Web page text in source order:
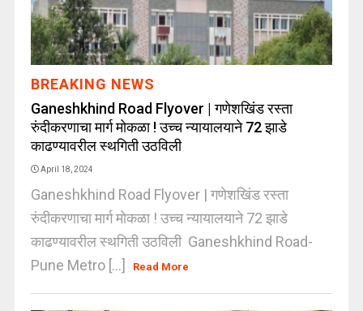
BREAKING NEWS
Ganeshkhind Road Flyover | गणेशखिंड रस्ता
रुंदीकरणाचा मार्ग मोकळा ! उच्च न्यायालयाने 72 झाडे
काढण्यावरील स्थगिती उठविली
April 18, 2024
Ganeshkhind Road Flyover | गणेशखिंड रस्ता
रुंदीकरणाचा मार्ग मोकळा ! उच्च न्यायालयाने 72 झाडे
काढण्यावरील स्थगिती उठविली Ganeshkhind Road-
Pune Metro [...]
Read More